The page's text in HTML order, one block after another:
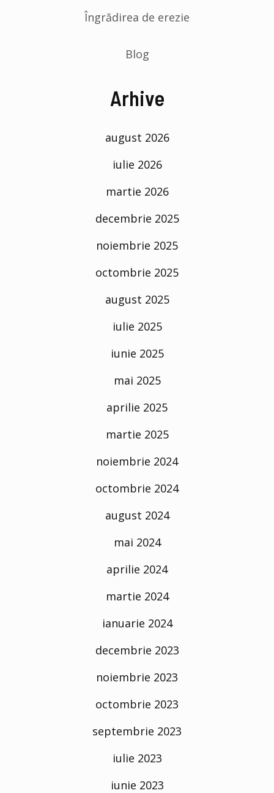
Îngrădirea de erezie
Blog
Arhive
august 2026
iulie 2026
martie 2026
decembrie 2025
noiembrie 2025
octombrie 2025
august 2025
iulie 2025
iunie 2025
mai 2025
aprilie 2025
martie 2025
noiembrie 2024
octombrie 2024
august 2024
mai 2024
aprilie 2024
martie 2024
ianuarie 2024
decembrie 2023
noiembrie 2023
octombrie 2023
septembrie 2023
iulie 2023
iunie 2023